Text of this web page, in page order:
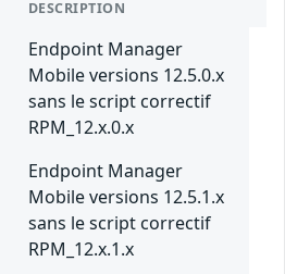
DESCRIPTION
Endpoint Manager
Mobile versions 12.5.0.x
sans le script correctif
RPM_12.x.0.x
Endpoint Manager
Mobile versions 12.5.1.x
sans le script correctif
RPM_12.x.1.x